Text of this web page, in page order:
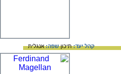
קהל יעד:תיכוןשפה:אנגלית